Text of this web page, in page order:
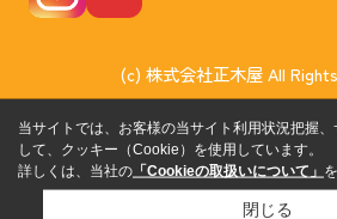
(c) 株式会社正木屋 All
当サイトでは、お客様の当サイト利用状況把握
して、クッキー（Cookie）を使用しています。
詳しくは、当社の 「Cookieの取扱いについて」
閉じる